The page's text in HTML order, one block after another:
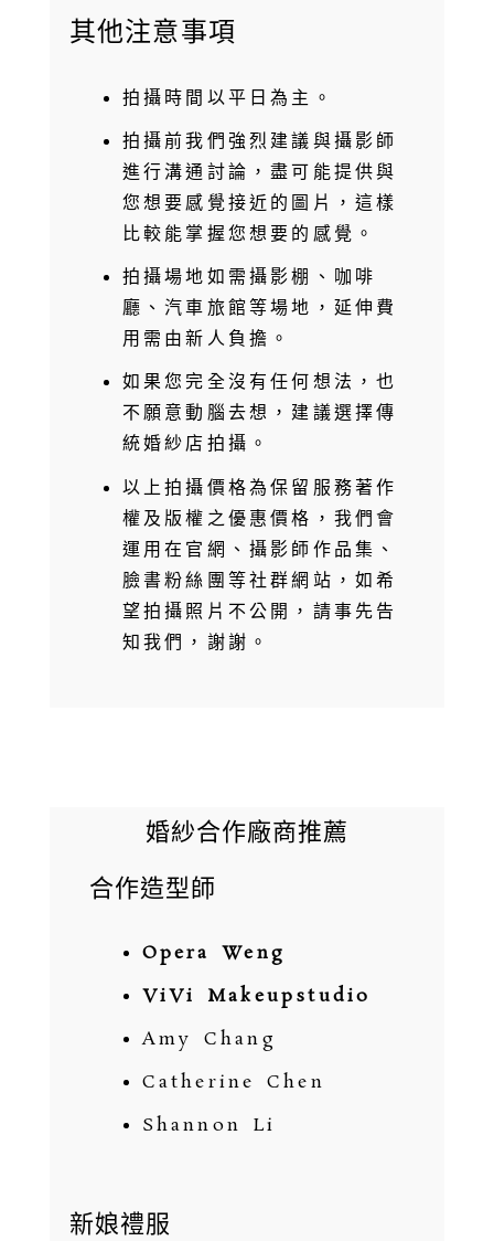
其他注意事項
拍攝時間以平日為主。
拍攝前我們強烈建議與攝影師
進行溝通討論，盡可能提供與
您想要感覺接近的圖片，這樣
比較能掌握您想要的感覺。
拍攝場地如需攝影棚、咖啡
廳、汽車旅館等場地，延伸費
用需由新人負擔。
如果您完全沒有任何想法，也
不願意動腦去想，建議選擇傳
統婚紗店拍攝。
以上拍攝價格為保留服務著作
權及版權之優惠價格，我們會
運用在官網、攝影師作品集、
臉書粉絲團等社群網站，如希
望拍攝照片不公開，請事先告
知我們，謝謝。
婚紗合作廠商推薦
合作造型師
Opera Weng
ViVi Makeupstudio
Amy Chang
Catherine Chen
Shannon Li
新娘禮服